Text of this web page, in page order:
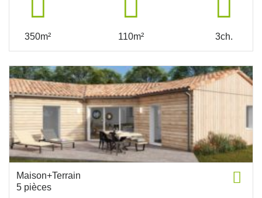
350m² 110m² 3ch.
Maison+Terrain
5 pièces